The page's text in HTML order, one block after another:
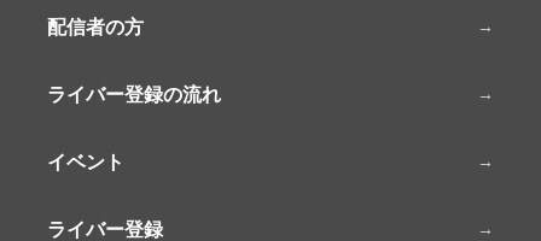
配信者の方
ライバー登録の流れ
イベント
ライバー登録